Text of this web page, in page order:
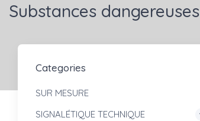
Substances dangereuses
Categories
SUR MESURE
SIGNALÉTIQUE TECHNIQUE